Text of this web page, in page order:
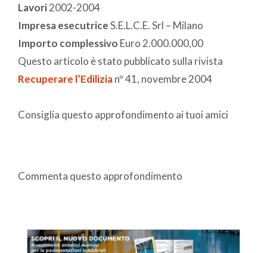
Lavori2002-2004
Impresa esecutriceS.E.L.C.E. Srl – Milano
Importo complessivo Euro 2.000.000,00
Questo articolo è stato pubblicato sulla rivista
Recuperare l’Edilizianº 41, novembre 2004
Consiglia questo approfondimento ai tuoi amici
Commenta questo approfondimento